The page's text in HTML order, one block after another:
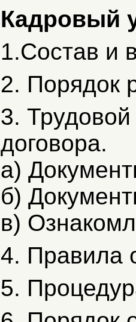
Кадровый
1.Состав и
2. Порядок
3.
договора.
а)
б)
в)
4. Правила
5.